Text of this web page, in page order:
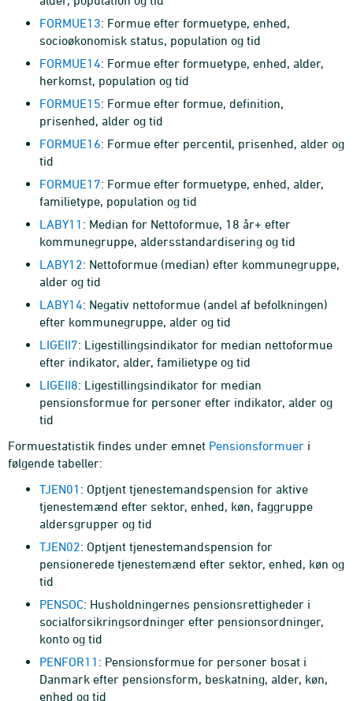
FORMUE13: Formue efter formuetype, enhed,
socioøkonomisk status, population og tid
FORMUE14: Formue efter formuetype, enhed, alder,
herkomst, population og tid
FORMUE15: Formue efter formue, definition,
prisenhed, alder og tid
FORMUE16: Formue efter percentil, prisenhed, alder og
tid
FORMUE17: Formue efter formuetype, enhed, alder,
familietype, population og tid
LABY11 : Median for Nettoformue, 18 år+ efter
kommunegruppe, aldersstandardisering og tid
LABY12: Nettoformue (median) efter kommunegruppe,
alder og tid
LABY14: Negativ nettoformue (andel af befolkningen)
efter kommunegruppe, alder og tid
LIGEII7: Ligestillingsindikator for median nettoformue
efter indikator, alder, familietype og tid
LIGEII8: Ligestillingsindikator for median
pensionsformue for personer efter indikator, alder og
tid
Formuestatistik findes under emnet Pensionsformuer i
følgende tabeller:
TJEN01 : Optjent tjenestemandspension for aktive
tjenestemænd efter sektor, enhed, køn, faggruppe
aldersgrupper og tid
TJEN02: Optjent tjenestemandspension for
pensionerede tjenestemænd efter sektor, enhed, køn og
tid
PENSOC: Husholdningernes pensionsrettigheder i
socialforsikringsordninger efter pensionsordninger,
konto og tid
PENFOR11 : Pensionsformue for personer bosat i
Danmark efter pensionsform, beskatning, alder, køn,
enhed og tid